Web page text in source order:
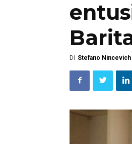
Di Stefano Nincevich